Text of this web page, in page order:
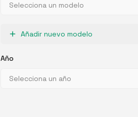
Selecciona un modelo
Añadir nuevo modelo
Año
Selecciona un año